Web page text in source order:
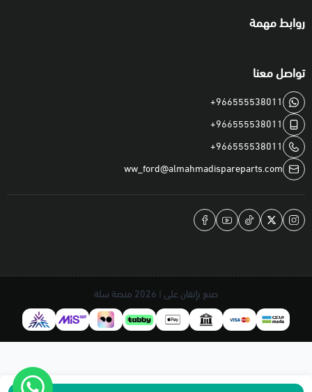
روابط مهمة
تواصل معنا
+966555538011
+966555538011
+966555538011
ww_ford@almahmadispareparts.com
صنع بإتقان على | 2026 منصة سلة